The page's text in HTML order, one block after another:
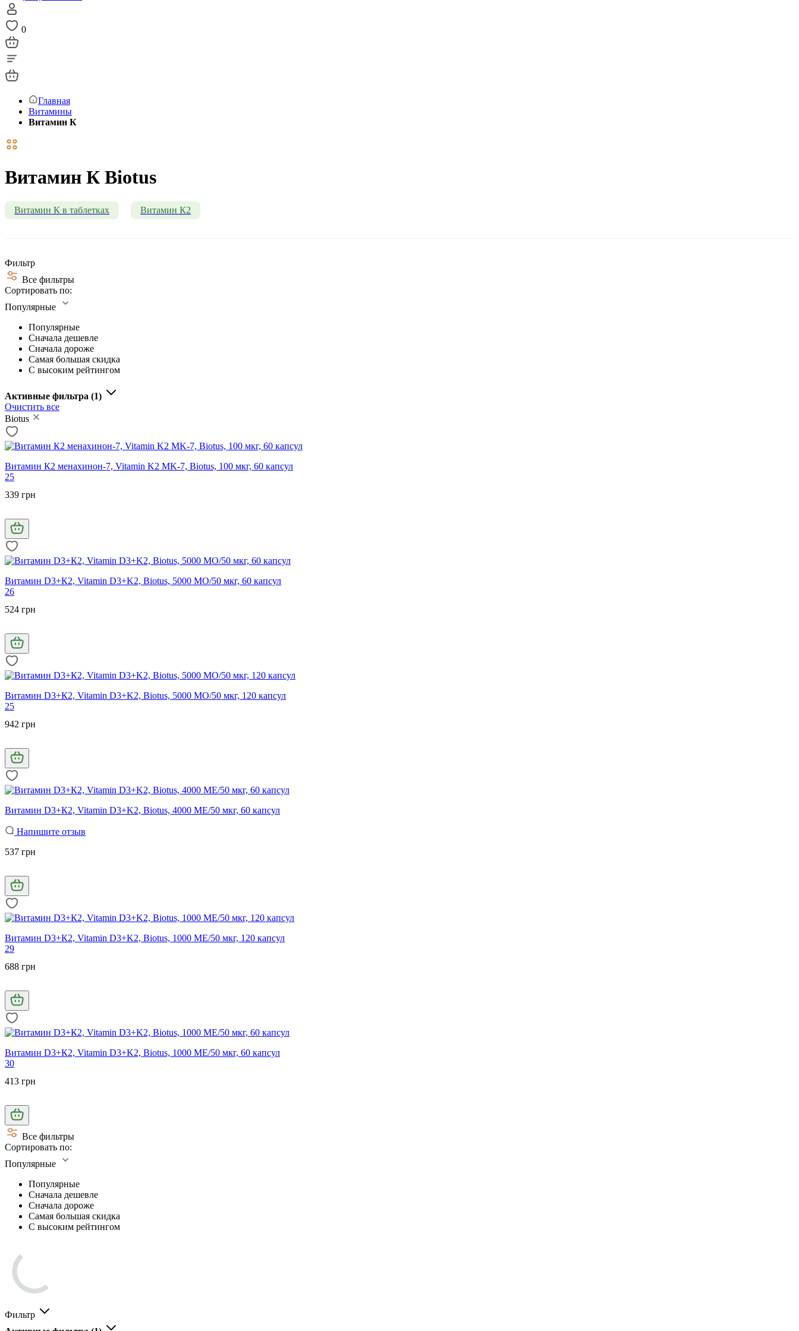
0
Главная
Витамины
Витамин К
Витамин К Biotus
Витамин К в таблетках Витамин К2
Фильтр
Все фильтры
Сортировать по:
Популярные
Популярные
Сначала дешевле
Сначала дороже
Самая большая скидка
С высоким рейтингом
Активные фильтра (1)
Очистить все
Biotus
Витамин К2 менахинон-7, Vitamin K2 MK-7, Biotus, 100 мкг, 60 капсул
25
339 грн
Витамин D3+К2, Vitamin D3+K2, Biotus, 5000 МО/50 мкг, 60 капсул
26
524 грн
Витамин D3+К2, Vitamin D3+K2, Biotus, 5000 МО/50 мкг, 120 капсул
25
942 грн
Витамин D3+К2, Vitamin D3+K2, Biotus, 4000 МЕ/50 мкг, 60 капсул
Напишите отзыв
537 грн
Витамин D3+К2, Vitamin D3+K2, Biotus, 1000 МЕ/50 мкг, 120 капсул
29
688 грн
Витамин D3+К2, Vitamin D3+K2, Biotus, 1000 МЕ/50 мкг, 60 капсул
30
413 грн
Все фильтры
Сортировать по:
Популярные
Популярные
Сначала дешевле
Сначала дороже
Самая большая скидка
С высоким рейтингом
Фильтр